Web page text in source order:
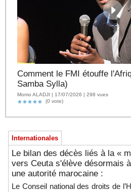
Comment le FMI étouffe
Samba Sylla)
Momo ALADJI | 17/07/2026 | 298 vues
(0 vote)
Internationales
Le bilan des décès liés à la «
vers Ceuta s'élève désormais
une autorité marocaine :
Le Conseil national des droits de